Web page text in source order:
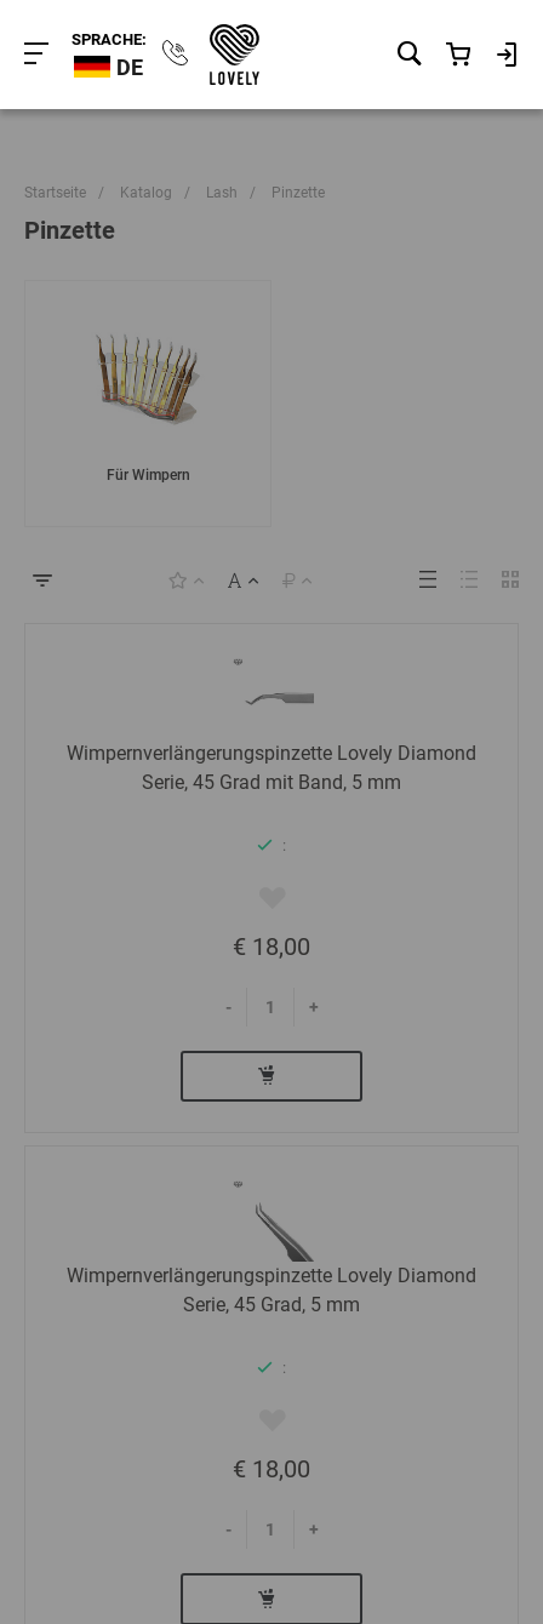
SPRACHE:
DE
Startseite / Katalog / Lash / Pinzette
Pinzette
Für Wimpern
Wimpernverlängerungspinzette Lovely Diamond
Serie, 45 Grad mit Band, 5 mm
:
€ 18,00
- +
Wimpernverlängerungspinzette Lovely Diamond
Serie, 45 Grad, 5 mm
:
€ 18,00
- +